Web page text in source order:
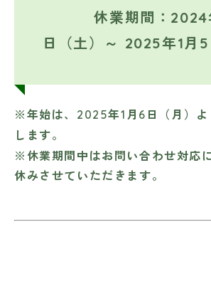
休業期間：2024
日（土）～ 2025年1月5
※年始は、2025年1月6日（月）よ
します。
※休業期間中はお問い合わせ対応
休みさせていただきます。